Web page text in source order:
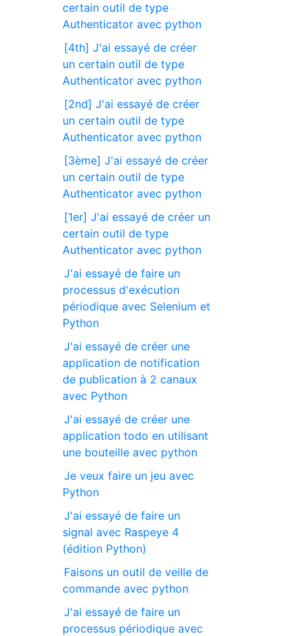
certain outil de type
Authenticator avec python
[4th] J'ai essayé de créer
un certain outil de type
Authenticator avec python
[2nd] J'ai essayé de créer
un certain outil de type
Authenticator avec python
[3ème] J'ai essayé de créer
un certain outil de type
Authenticator avec python
[1er] J'ai essayé de créer un
certain outil de type
Authenticator avec python
J'ai essayé de faire un
processus d'exécution
périodique avec Selenium et
Python
J'ai essayé de créer une
application de notification
de publication à 2 canaux
avec Python
J'ai essayé de créer une
application todo en utilisant
une bouteille avec python
Je veux faire un jeu avec
Python
J'ai essayé de faire un
signal avec Raspeye 4
(édition Python)
Faisons un outil de veille de
commande avec python
J'ai essayé de faire un
processus périodique avec